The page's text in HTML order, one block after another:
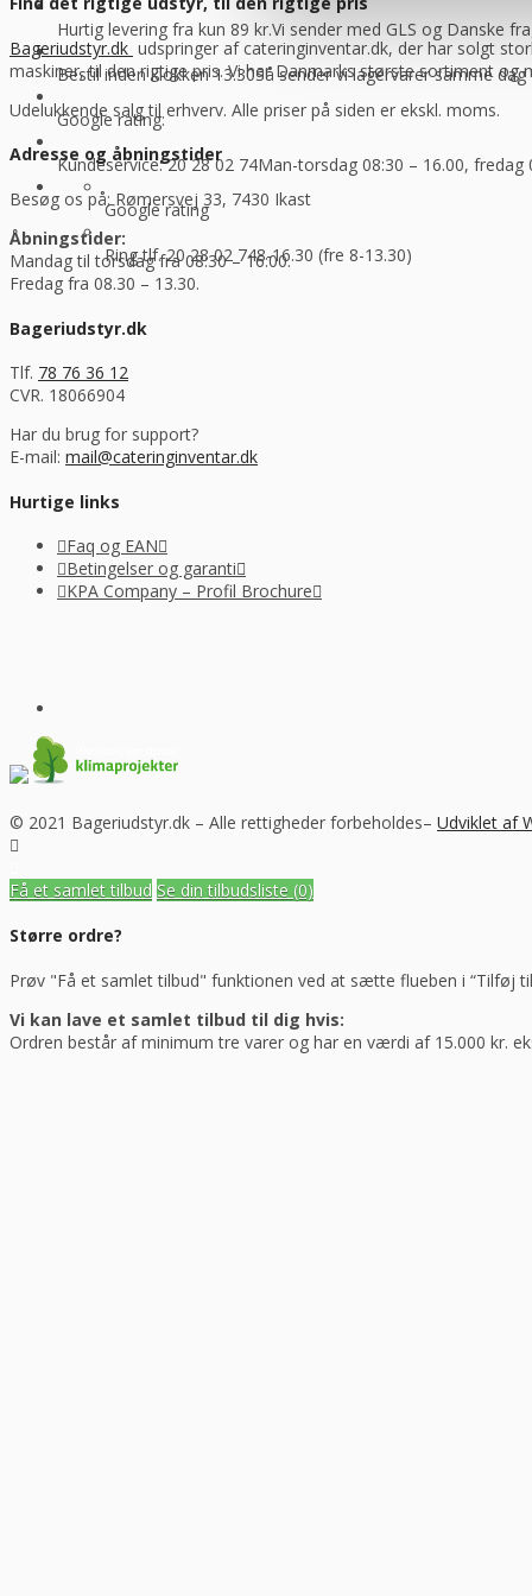
Hurtig levering fra kun 89 kr.Vi sender med GLS og Danske
Bestil inden klokken 13.30Så sender vi lagervarer samme dag
Google rating:
Kundeservice: 20 28 02 74Man-torsdag 08:30 – 16.00, fredag
Google rating
Ring tlf. 20 28 02 748-16.30 (fre 8-13.30)
Bageriudstyr.dk udspringer af cateringinventar.dk, der har solgt
maskiner, til den rigtige pris. Vi har Danmarks største sortiment
Udelukkende salg til erhverv. Alle priser på siden er ekskl. moms.
Adresse og åbningstider
Besøg os på: Rømersvej 33, 7430 Ikast
Åbningstider:
Mandag til torsdag fra 08:30 – 16:00.
Fredag fra 08.30 – 13.30.
Bageriudstyr.dk
Tlf. 78 76 36 12
CVR. 18066904
Har du brug for support?
E-mail: mail@cateringinventar.dk
Hurtige links
Faq og EAN
Betingelser og garanti
KPA Company – Profil Brochure
© 2021 Bageriudstyr.dk – Alle rettigheder forbeholdes– Udviklet af
Få et samlet tilbud Se din tilbudsliste (0)
Større ordre?
Prøv "Få et samlet tilbud" funktionen ved at sætte flueben i “Tilføj
Vi kan lave et samlet tilbud til dig hvis:
Ordren består af minimum tre varer og har en værdi af 15.000 kr.